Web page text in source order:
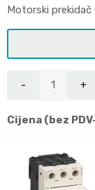
Motorski prekidač
Cijena (bez